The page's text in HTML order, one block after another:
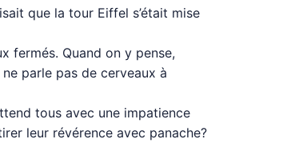
que la tour Eiffel s’était mise
fermés. Quand on y pense,
parle pas de cerveaux à
tous avec une impatience
leur révérence avec panache?